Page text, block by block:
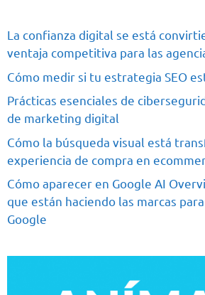
La confianza digital se está
ventaja competitiva para las
Cómo medir si tu estrategia SEO
Prácticas esenciales de
de marketing digital
Cómo la búsqueda visual está
experiencia de compra en
Cómo aparecer en Google AI
que están haciendo las marcas
Google